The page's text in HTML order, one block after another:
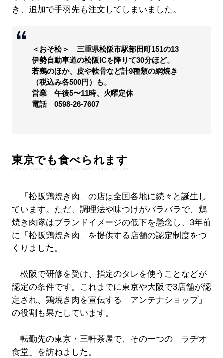
き、追加で手羽先も注文してしまいました。
＜おそ松＞ 三重県松阪市駅部田町151の13
伊勢自動車道の松阪ICを降りて30分ほど。
若鶏のほか、皮や軟骨など計9種類の網焼き
（税込み各500円）も。
営業 午後5〜11時、火曜定休
電話 0598-26-7607
東京でも食べられます
「松阪鶏焼き肉」の店は全国各地に続々と誕生し
ています。ただ、調理法や味つけがバラバラで、鶏
焼き肉隊はブランドイメージの低下を懸念し、3年前
に「松阪鶏焼き肉」を提供する店舗の認定制度をつ
くりました。
松阪で研修を受け、指定のタレを使うことなどが
認定の条件です。これまでに東京や大阪で3店舗が認
定され、鶏焼き肉を宣伝する「アンテナショップ」
の役割も果たしています。
転勤先の東京・三軒茶屋で、その一つの「ラヂオ
食堂」を訪ねました。